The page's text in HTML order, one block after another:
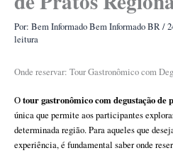
Por: Bem InformadoBem Informado BR/
leitura
Onde reservar: Tour Gastronômico com
Otour gastronômico com degustação de
única que permite aos participantes
determinada região. Para aqueles que
experiência, é fundamental saber onde